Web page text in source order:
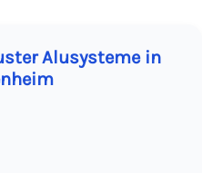
Alusysteme in